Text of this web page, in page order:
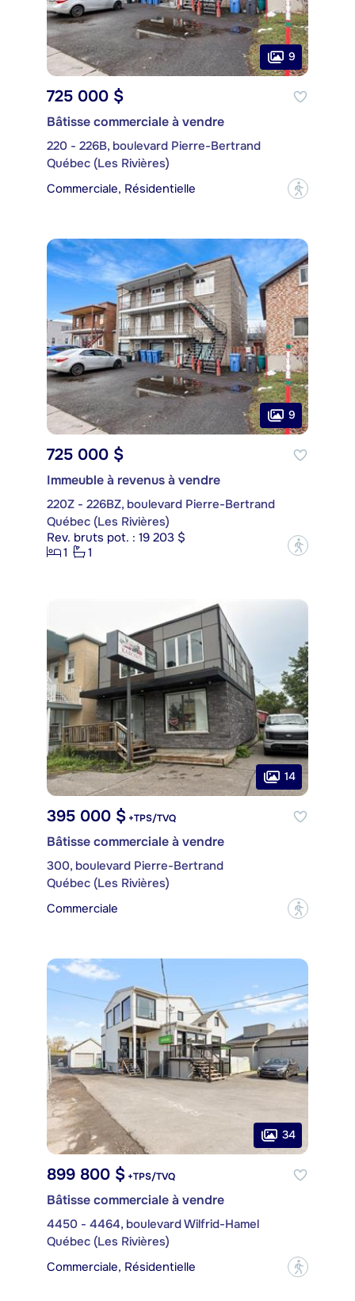
9
725 000 $
Bâtisse commerciale à vendre
220 - 226B, boulevard Pierre-Bertrand
Québec (Les Rivières)
Commerciale, Résidentielle
?
9
725 000 $
Immeuble à revenus à vendre
220Z - 226BZ, boulevard Pierre-Bertrand
Québec (Les Rivières)
Rev. bruts pot. : 19 203 $
1
1 ?
14
395 000 $ +TPS/TVQ
Bâtisse commerciale à vendre
300, boulevard Pierre-Bertrand
Québec (Les Rivières)
Commerciale
?
34
899 800 $ +TPS/TVQ
Bâtisse commerciale à vendre
4450 - 4464, boulevard Wilfrid-Hamel
Québec (Les Rivières)
Commerciale, Résidentielle
?